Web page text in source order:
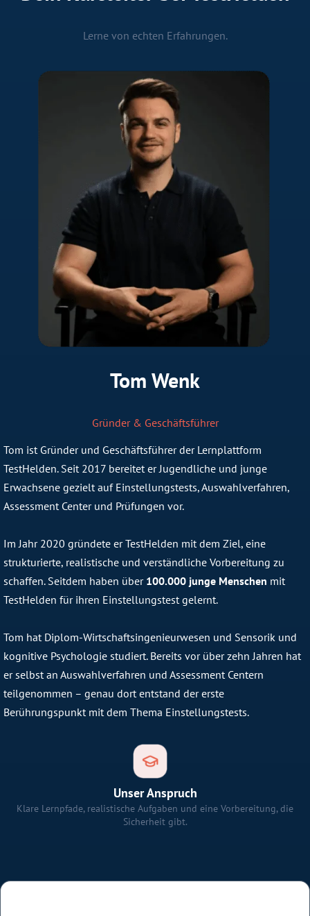
Lerne von echten Erfahrungen.
Tom Wenk
Gründer & Geschäftsführer
Tom ist Gründer und Geschäftsführer der Lernplattform
TestHelden. Seit 2017 bereitet er Jugendliche und junge
Erwachsene gezielt auf Einstellungstests, Auswahlverfahren,
Assessment Center und Prüfungen vor.
Im Jahr 2020 gründete er TestHelden mit dem Ziel, eine
strukturierte, realistische und verständliche Vorbereitung zu
schaffen. Seitdem haben über 100.000 junge Menschen mit
TestHelden für ihren Einstellungstest gelernt.
Tom hat Diplom-Wirtschaftsingenieurwesen und Sensorik und
kognitive Psychologie studiert. Bereits vor über zehn Jahren hat
er selbst an Auswahlverfahren und Assessment Centern
teilgenommen – genau dort entstand der erste
Berührungspunkt mit dem Thema Einstellungstests.
Unser Anspruch
Klare Lernpfade, realistische Aufgaben und eine Vorbereitung, die
Sicherheit gibt.